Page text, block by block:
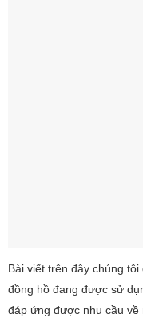
Bài viết trên đây chúng
đồng hồ đang được sử
đáp ứng được nhu cầu về